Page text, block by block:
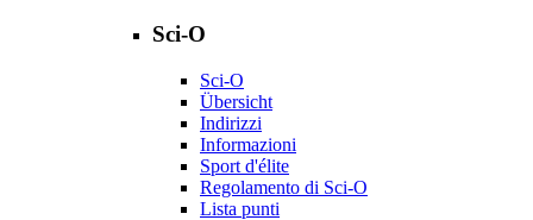
Sci-O
Sci-O
Übersicht
Indirizzi
Informazioni
Sport d'élite
Regolamento di Sci-O
Lista punti